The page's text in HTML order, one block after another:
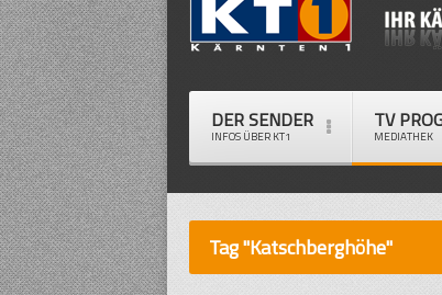
DER SENDER
INFOS ÜBER KT1
TV
MEDIATHEK
Tag "Katschberghöhe"